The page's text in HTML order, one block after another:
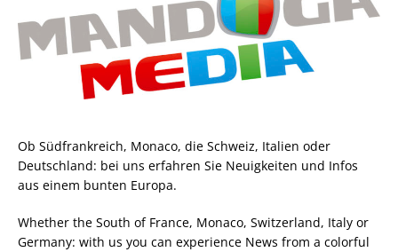
Ob Südfrankreich, Monaco, die Schweiz, Italien oder
Deutschland: bei uns erfahren Sie Neuigkeiten und Infos
aus einem bunten Europa.
Whether the South of France, Monaco, Switzerland, Italy or
Germany: with us you can experience News from a colorful